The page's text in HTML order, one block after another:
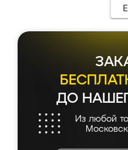
ДО
Из любой